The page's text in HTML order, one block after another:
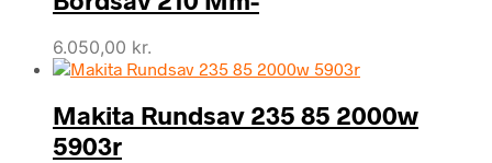
6.050,00 kr.
Makita Rundsav 235 85 2000w
5903r